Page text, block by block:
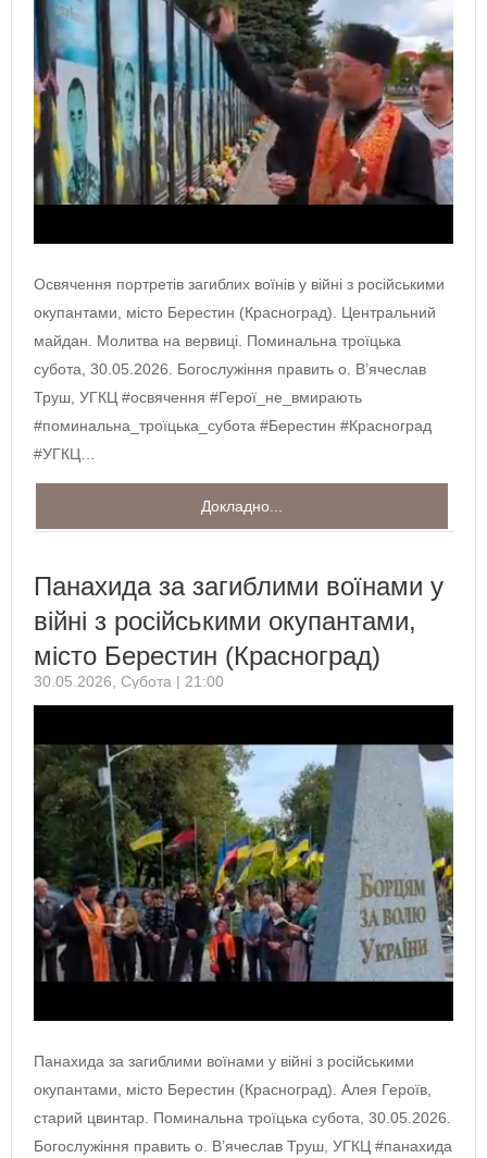
Освячення портретів загиблих воїнів у війні з російськими
окупантами, місто Берестин (Красноград). Центральний
майдан. Молитва на вервиці. Поминальна троїцька
субота, 30.05.2026. Богослужіння править о. В’ячеслав
Труш, УГКЦ #освячення #Герої_не_вмирають
#поминальна_троїцька_субота #Берестин #Красноград
#УГКЦ…
Докладно...
Панахида за загиблими воїнами у
війні з російськими окупантами,
місто Берестин (Красноград)
30.05.2026, Субота | 21:00
Панахида за загиблими воїнами у війні з російськими
окупантами, місто Берестин (Красноград). Алея Героїв,
старий цвинтар. Поминальна троїцька субота, 30.05.2026.
Богослужіння править о. В’ячеслав Труш, УГКЦ #панахида